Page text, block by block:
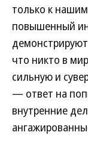
только к
повышенный
что никто в
сильную и
— ответ на
внутренние